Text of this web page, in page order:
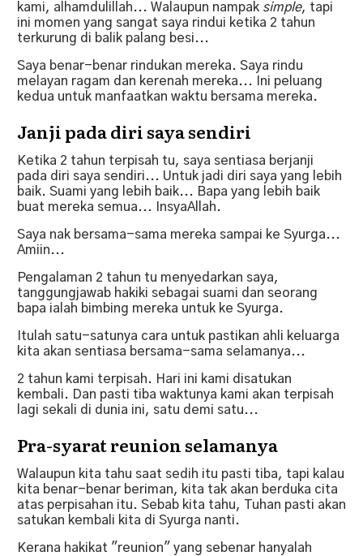
kami, alhamdulillah... Walaupun nampak simple, tapi
ini momen yang sangat saya rindui ketika 2 tahun
terkurung di balik palang besi...
Saya benar-benar rindukan mereka. Saya rindu
melayan ragam dan kerenah mereka...
Ini peluang
kedua untuk manfaatkan waktu bersama mereka.
Janji pada diri saya sendiri
Ketika 2 tahun terpisah tu, saya sentiasa berjanji
pada diri saya sendiri... Untuk jadi diri saya yang lebih
baik. Suami yang lebih baik... Bapa yang lebih baik
buat mereka semua... InsyaAllah.
Saya nak bersama-sama mereka sampai ke Syurga...
Amiin...
Pengalaman 2 tahun tu menyedarkan saya,
tanggungjawab hakiki sebagai suami dan seorang
bapa ialah bimbing mereka untuk ke Syurga.
Itulah satu-satunya cara untuk pastikan ahli keluarga
kita akan sentiasa bersama-sama selamanya...
2 tahun kami terpisah. Hari ini kami disatukan
kembali. Dan pasti tiba waktunya kami akan terpisah
lagi sekali di dunia ini, satu demi satu...
Pra-syarat reunion selamanya
Walaupun kita tahu saat sedih itu pasti tiba, tapi kalau
kita benar-benar beriman, kita tak akan berduka cita
atas perpisahan itu. Sebab kita tahu, Tuhan pasti akan
satukan kembali kita di Syurga nanti.
Kerana hakikat "reunion" yang sebenar hanyalah